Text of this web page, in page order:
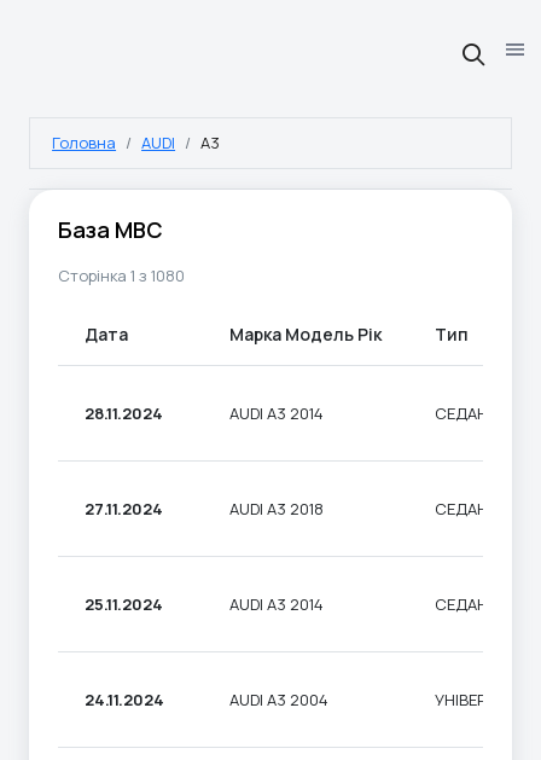
Головна AUDI A3
База МВС
Сторінка 1 з 1080
Дата Марка Модель Рік Тип
28.11.2024 AUDI A3 2014 СЕДАН
27.11.2024 AUDI A3 2018 СЕДАН
25.11.2024 AUDI A3 2014 СЕДАН
24.11.2024 AUDI A3 2004 УНІВЕРСАЛ